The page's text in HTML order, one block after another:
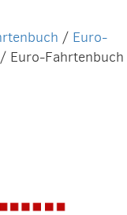
/ Euro-
/ Euro-Fahrtenbuch